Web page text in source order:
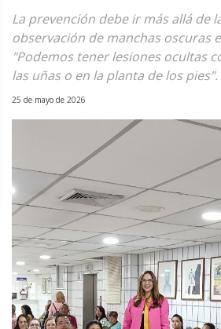
La prevención debe ir más allá de
observación de manchas oscuras
"Podemos tener lesiones ocultas
las uñas o en la planta de los pies".
25 de mayo de 2026